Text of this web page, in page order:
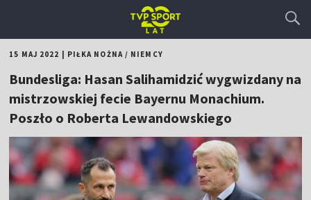
15 MAJ 2022 PIŁKA NOŻNA/ NIEMCY
Bundesliga: Hasan Salihamidzić wygwizdany na
mistrzowskiej fecie Bayernu Monachium.
Poszło o Roberta Lewandowskiego